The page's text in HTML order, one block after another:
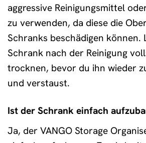
aggressive Reinigungsmittel
zu verwenden, da diese die
Schranks beschädigen können.
Schrank nach der Reinigung
trocknen, bevor du ihn wieder
und verstaust.
Ist der Schrank einfach
Ja, der VANGO Storage